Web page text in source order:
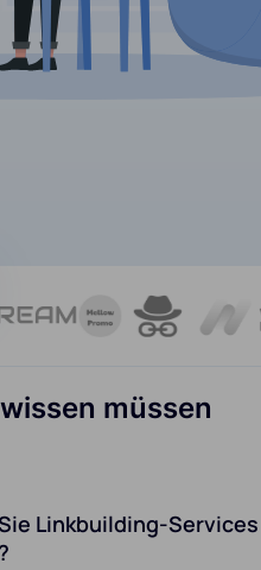
müssen
Linkbuilding-